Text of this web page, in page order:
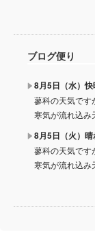
ブログ便り
8月5日（水）快
蓼科の天気です
寒気が流れ込み
8月5日（火）晴
蓼科の天気です
寒気が流れ込み